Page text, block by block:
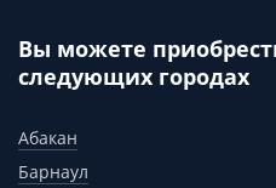
Вы можете
следующих городах
Абакан
Барнаул